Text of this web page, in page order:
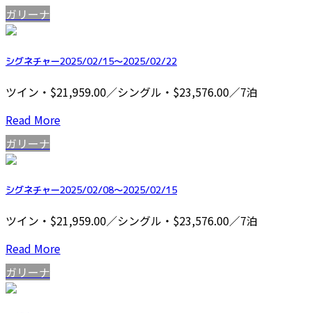
ガリーナ
シグネチャー2025/02/15～2025/02/22
ツイン・$21,959.00／シングル・$23,576.00／7泊
Read More
ガリーナ
シグネチャー2025/02/08～2025/02/15
ツイン・$21,959.00／シングル・$23,576.00／7泊
Read More
ガリーナ